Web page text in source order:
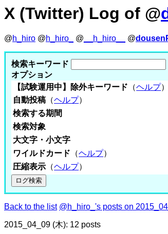
X (Twitter) Log of @
@h_hiro @h_hiro_ @ __h_hiro__ @
検索キーワード
オプション
【試験運用中】除外キーワード （ヘルプ）
自動投稿 （ヘルプ）
検索する期間
検索対象
大文字・小文字
ワイルドカード （ヘルプ）
圧縮表示 （ヘルプ）
Back to the list @h_hiro_'s posts on
2015_04_09 (木): 12 posts